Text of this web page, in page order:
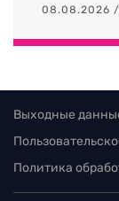
08.08.2026 /
Выходные
Политика